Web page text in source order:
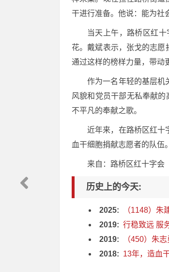
干进行准备。他说：能为社
当天上午，路桥区红
花。戴斌表示，张戈的志
通过这样的榜样力量，带动
作为一名年轻的基层机
风貌和党员干部无私奉献的
不平凡的奉献之歌。
近年来，在路桥区红十
血干细胞捐献志愿者的队伍
来自：路桥区红十字会
历史上的今天:
2025:
（1148）朱
2019: 行稳致远 服
2019:
（450）朱
2018: 13年，造血